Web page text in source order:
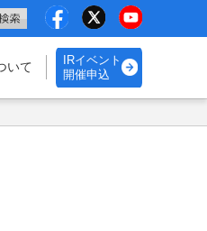
いて
IRイベント
開催申込